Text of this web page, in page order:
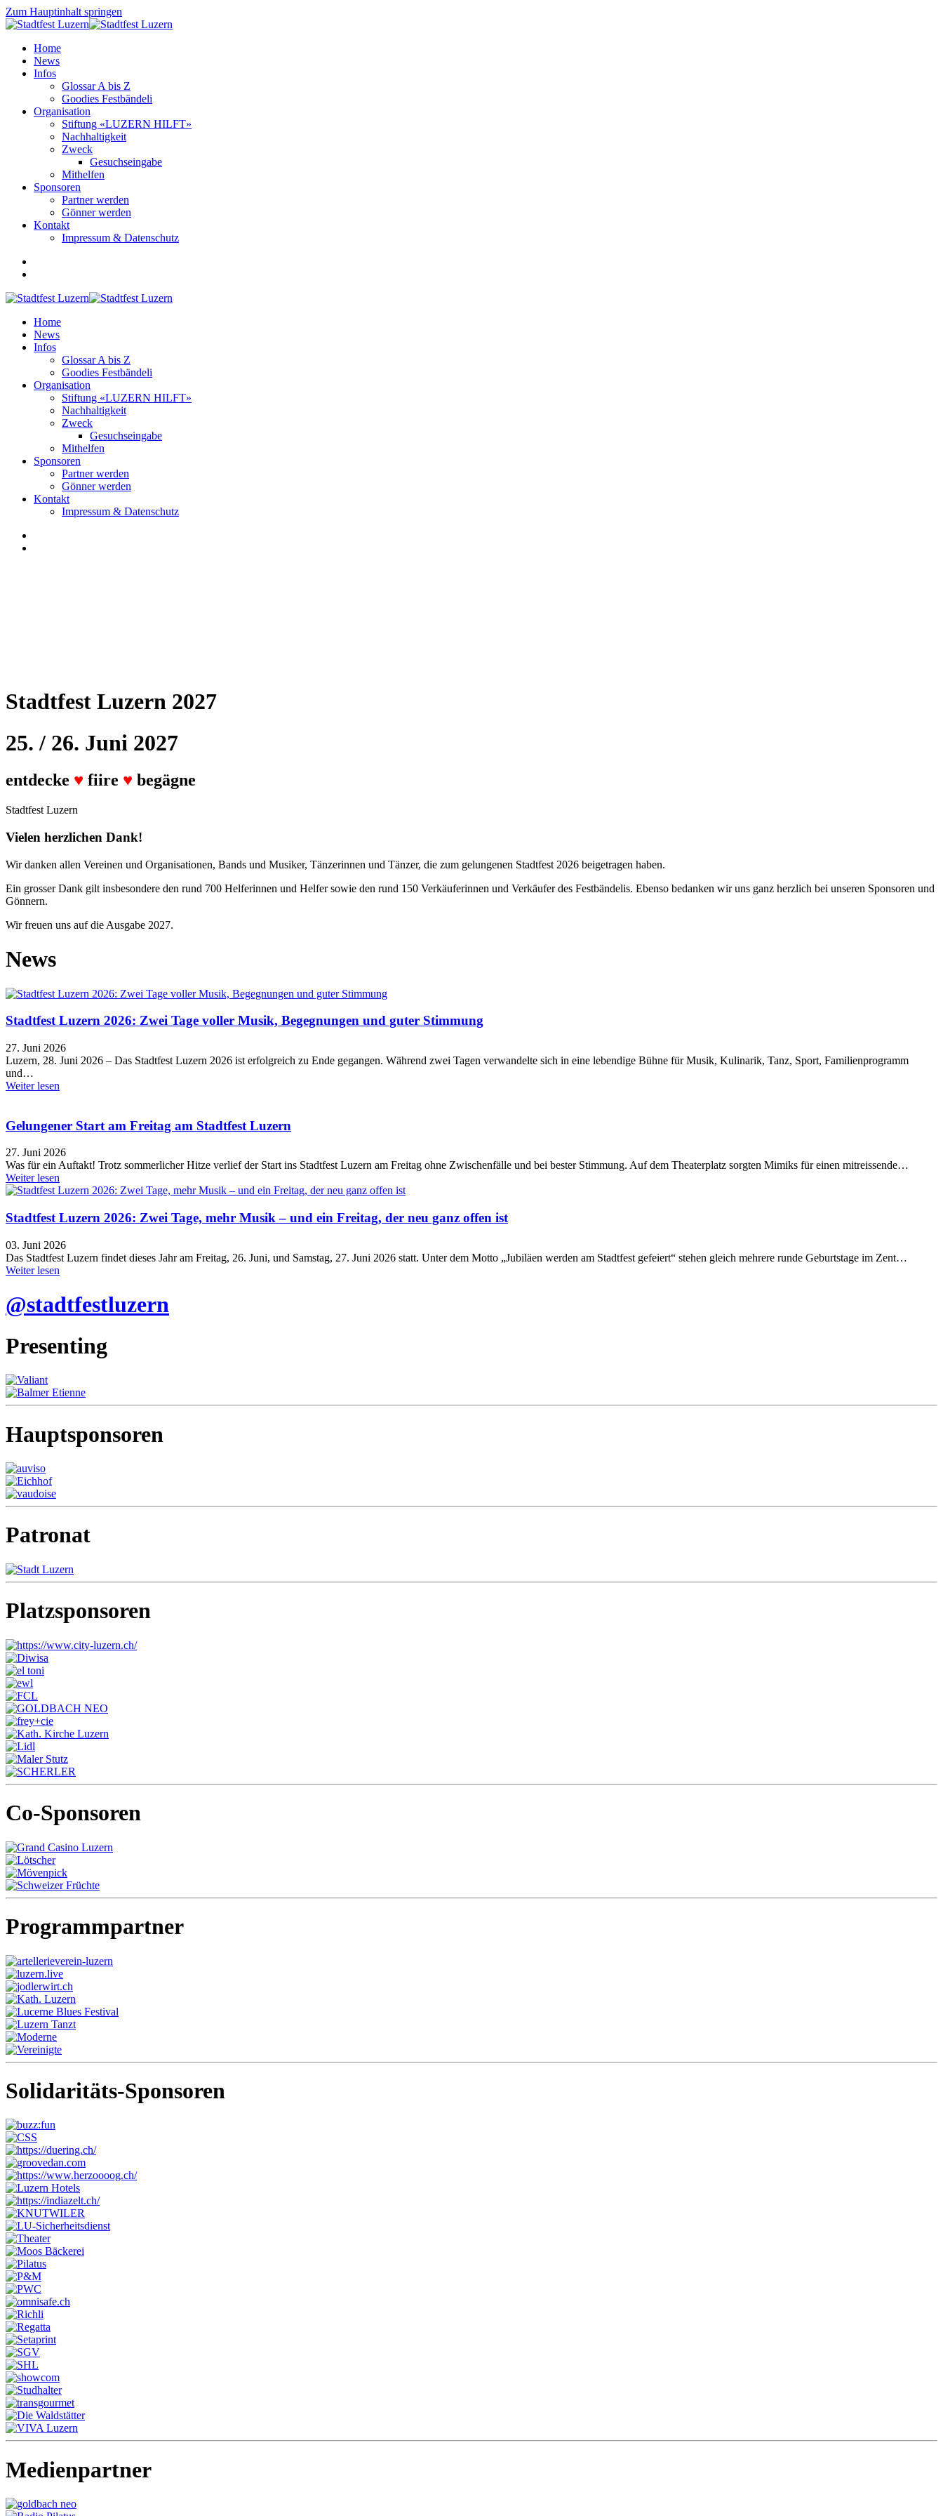
Zum Hauptinhalt springen
Home
News
Infos
Glossar A bis Z
Goodies Festbändeli
Organisation
Stiftung «LUZERN HILFT»
Nachhaltigkeit
Zweck
Gesuchseingabe
Mithelfen
Sponsoren
Partner werden
Gönner werden
Kontakt
Impressum & Datenschutz
Home
News
Infos
Glossar A bis Z
Goodies Festbändeli
Organisation
Stiftung «LUZERN HILFT»
Nachhaltigkeit
Zweck
Gesuchseingabe
Mithelfen
Sponsoren
Partner werden
Gönner werden
Kontakt
Impressum & Datenschutz
Stadtfest Luzern 2027
25. / 26. Juni 2027
entdecke ♥ fiire ♥ begägne
Stadtfest Luzern
Vielen herzlichen Dank!
Wir danken allen Vereinen und Organisationen, Bands und Musiker, Tänzerinnen und Tänzer, die zum gelungenen Stadtfest 2026 beigetragen haben.
Ein grosser Dank gilt insbesondere den rund 700 Helferinnen und Helfer sowie den rund 150 Verkäuferinnen und Verkäufer des Festbändelis. Ebenso bedanken wir uns ganz herzlich bei unseren Sponsoren und
Gönnern.
Wir freuen uns auf die Ausgabe 2027.
News
Stadtfest Luzern 2026: Zwei Tage voller Musik, Begegnungen und guter Stimmung
27. Juni 2026
Luzern, 28. Juni 2026 – Das Stadtfest Luzern 2026 ist erfolgreich zu Ende gegangen. Während zwei Tagen verwandelte sich in eine lebendige Bühne für Musik, Kulinarik, Tanz, Sport, Familienprogramm
und…
Weiter lesen
Gelungener Start am Freitag am Stadtfest Luzern
27. Juni 2026
Was für ein Auftakt! Trotz sommerlicher Hitze verlief der Start ins Stadtfest Luzern am Freitag ohne Zwischenfälle und bei bester Stimmung. Auf dem Theaterplatz sorgten Mimiks für einen mitreissende…
Weiter lesen
Stadtfest Luzern 2026: Zwei Tage, mehr Musik – und ein Freitag, der neu ganz offen ist
03. Juni 2026
Das Stadtfest Luzern findet dieses Jahr am Freitag, 26. Juni, und Samstag, 27. Juni 2026 statt. Unter dem Motto „Jubiläen werden am Stadtfest gefeiert“ stehen gleich mehrere runde Geburtstage im Zent…
Weiter lesen
@stadtfestluzern
Presenting
Hauptsponsoren
Patronat
Platzsponsoren
Co-Sponsoren
Programmpartner
Solidaritäts-Sponsoren
Medienpartner